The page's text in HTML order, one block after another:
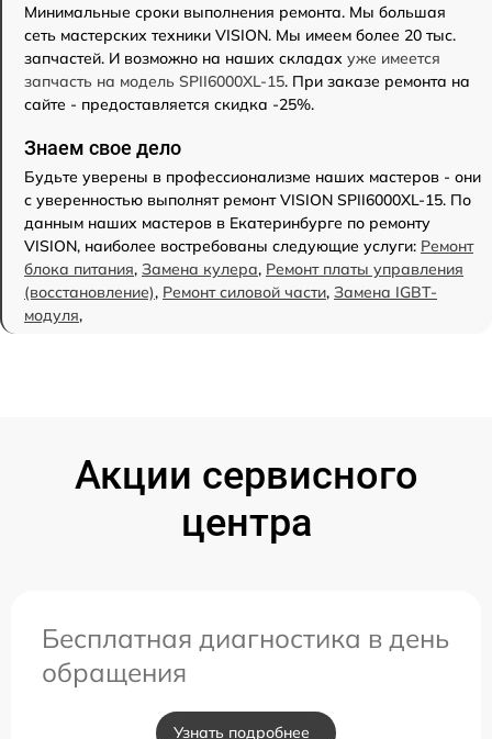
Минимальные сроки выполнения ремонта. Мы большая
сеть мастерских техники VISION. Мы имеем более 20 тыс.
запчастей. И возможно на наших складах уже имеется
запчасть на модель SPII6000XL-15. При заказе ремонта на
сайте - предоставляется скидка -25%.
Знаем свое дело
Будьте уверены в профессионализме наших мастеров - они
с уверенностью выполнят ремонт VISION SPII6000XL-15. По
данным наших мастеров в Екатеринбурге по ремонту
VISION, наиболее востребованы следующие услуги: Ремонт
блока питания, Замена кулера, Ремонт платы управления
(восстановление), Ремонт силовой части, Замена IGBT-
модуля,
Акции сервисного
центра
Бесплатная диагностика в день
обращения
Узнать подробнее